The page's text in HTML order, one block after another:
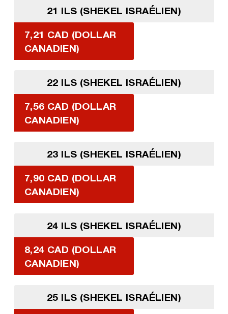
21 ILS (SHEKEL ISRAÉLIEN)
7,21 CAD (DOLLAR
CANADIEN)
22 ILS (SHEKEL ISRAÉLIEN)
7,56 CAD (DOLLAR
CANADIEN)
23 ILS (SHEKEL ISRAÉLIEN)
7,90 CAD (DOLLAR
CANADIEN)
24 ILS (SHEKEL ISRAÉLIEN)
8,24 CAD (DOLLAR
CANADIEN)
25 ILS (SHEKEL ISRAÉLIEN)